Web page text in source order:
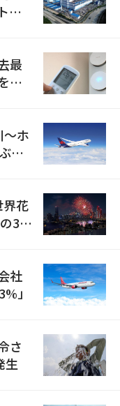
ン
最
点
〜ホ
り
界花
3カ
社
」
さ
生